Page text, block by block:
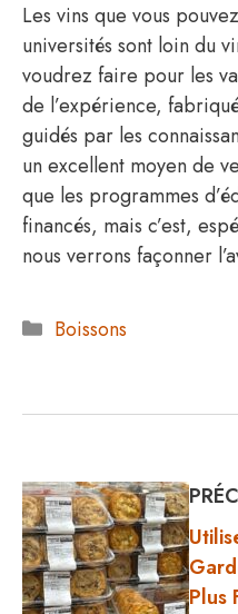
Les vins que vous
universités sont loin du
voudrez faire pour les
de l’expérience,
guidés par les
un excellent moyen de
que les programmes
financés, mais c’est,
nous verrons façonner
Catégories
Boissons
Plus